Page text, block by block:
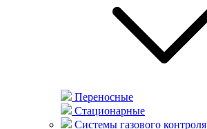
Переносные
Стационарные
Системы газового контроля